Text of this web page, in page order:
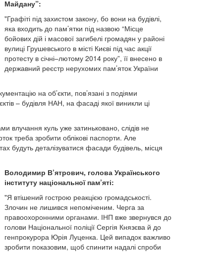
Майдану”:
"Графіті під захистом закону, бо вони на будівлі,
яка входить до пам’ятки під назвою “Місце
бойових дій і масової загибелі громадян у районі
вулиці Грушевського в місті Києві під час акції
протесту в січні–лютому 2014 року”, її внесено в
державний реєстр нерухомих пам’яток України
на об’єкти, пов’язані з подіями
– будівля НАН, на фасаді якої виникли ці
влучання куль уже затиньковано, слідів не
треба зробити облікові паспорти. Але
будуть деталізуватися фасади будівель, місця
Володимир В’ятрович, голова Українського
інституту національної пам’яті:
"Я втішений гострою реакцією громадськості.
Злочин не лишився непоміченим. Черга за
правоохоронними органами. ІНП вже звернувся до
голови Національної поліції Сергія Князєва й до
генпрокурора Юрія Луценка. Цей випадок важливо
зробити показовим, щоб спинити надалі спроби